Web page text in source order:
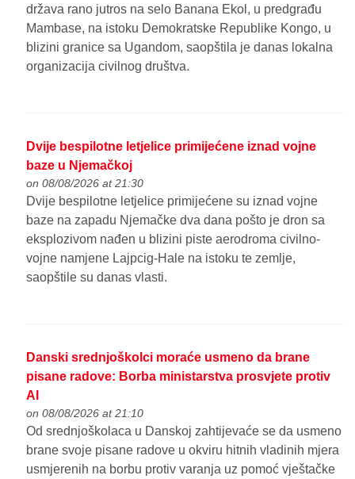
država rano jutros na selo Banana Ekol, u predgrađu
Mambase, na istoku Demokratske Republike Kongo, u
blizini granice sa Ugandom, saopštila je danas lokalna
organizacija civilnog društva.
Dvije bespilotne letjelice primijećene iznad vojne
baze u Njemačkoj
on 08/08/2026 at 21:30
Dvije bespilotne letjelice primijećene su iznad vojne
baze na zapadu Njemačke dva dana pošto je dron sa
eksplozivom nađen u blizini piste aerodroma civilno-
vojne namjene Lajpcig-Hale na istoku te zemlje,
saopštile su danas vlasti.
Danski srednjoškolci moraće usmeno da brane
pisane radove: Borba ministarstva prosvjete protiv
AI
on 08/08/2026 at 21:10
Od srednjoškolaca u Danskoj zahtijevaće se da usmeno
brane svoje pisane radove u okviru hitnih vladinih mjera
usmjerenih na borbu protiv varanja uz pomoć vještačke